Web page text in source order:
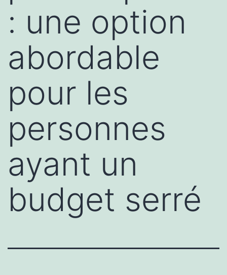
: une option
abordable
pour les
personnes
ayant un
budget serré